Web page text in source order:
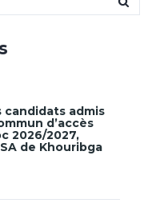
candidats admis
d’accès
2026/2027,
de Khouribga